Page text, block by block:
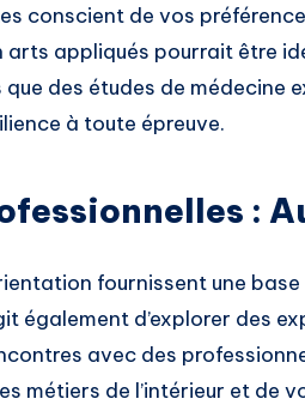
conscient de vos
arts appliqués pourrait être
des études de médecine
à toute épreuve.
:
fournissent une
également d’explorer des
avec des
métiers de l’intérieur et de